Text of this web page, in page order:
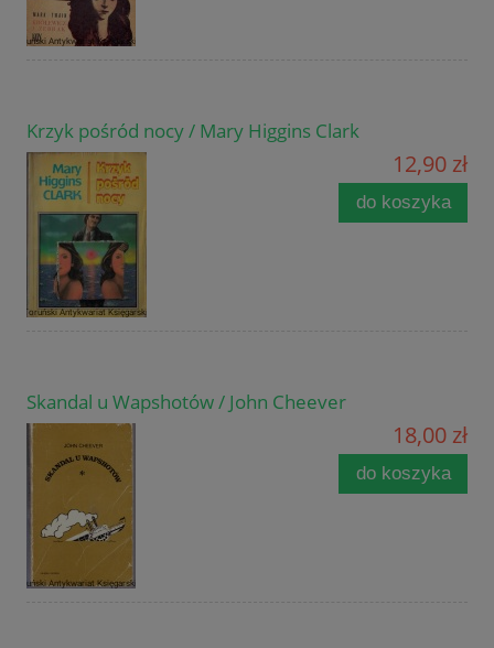
Krzyk pośród nocy / Mary Higgins Clark
12,90 zł
do koszyka
Skandal u Wapshotów / John Cheever
18,00 zł
do koszyka